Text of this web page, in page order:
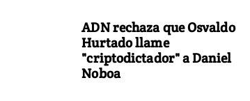
ADN rechaza que Osvaldo
Hurtado llame
"criptodictador" a Daniel
Noboa